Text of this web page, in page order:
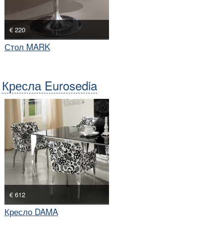
€ 220
Стол MARK
Кресла Eurosedia
€ 612
Кресло DAMA